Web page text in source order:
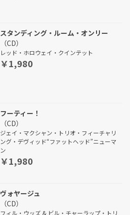
スタンディング・ルーム・オンリー
（CD）
レッド・ホロウェイ・クインテット
￥1,980
フーティー！
（CD）
ジェイ・マクシャン・トリオ・フィーチャリ
ング・デヴィッド“ファットヘッド”ニューマ
ン
￥1,980
ヴォヤージュ
（CD）
フィル・ウッズ & ビル・チャーラップ・トリ